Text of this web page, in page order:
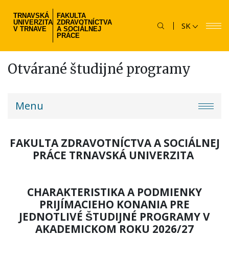
hlavný
TRNAVSKÁ
UNIVERZITA
V TRNAVE
FAKULTA
ZDRAVOTNÍCTVA
A SOCIÁLNEJ
PRÁCE
SK
Otvárané študijné programy
fzsp-
Menu
FAKULTA ZDRAVOTNÍCTVA A SOCIÁLNEJ
PRÁCE TRNAVSKÁ UNIVERZITA
CHARAKTERISTIKA A PODMIENKY
PRIJÍMACIEHO KONANIA PRE
JEDNOTLIVÉ ŠTUDIJNÉ PROGRAMY V
AKADEMICKOM ROKU 2026/27